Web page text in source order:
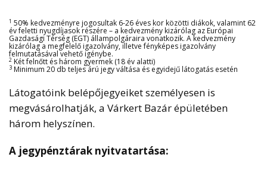
1 50% kedvezményre jogosultak 6-26 éves kor közötti diákok, valamint 62
év feletti nyugdíjasok részére – a kedvezmény kizárólag az Európai
Gazdasági Térség (EGT) állampolgáraira vonatkozik. A kedvezmény
kizárólag a megfelelő igazolvány, illetve fényképes igazolvány
felmutatásával vehető igénybe.
2 Két felnőtt és három gyermek (18 év alatti)
3 Minimum 20 db teljes árú jegy váltása és egyidejű látogatás esetén
Látogatóink belépőjegyeiket személyesen is
megvásárolhatják, a Várkert Bazár épületében
három helyszínen.
A jegypénztárak nyitvatartása: